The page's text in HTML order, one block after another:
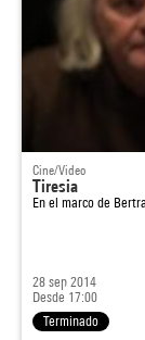
Cine/Video
Tiresia
En el marco de
28 sep 2014
Desde 17:00
Terminado